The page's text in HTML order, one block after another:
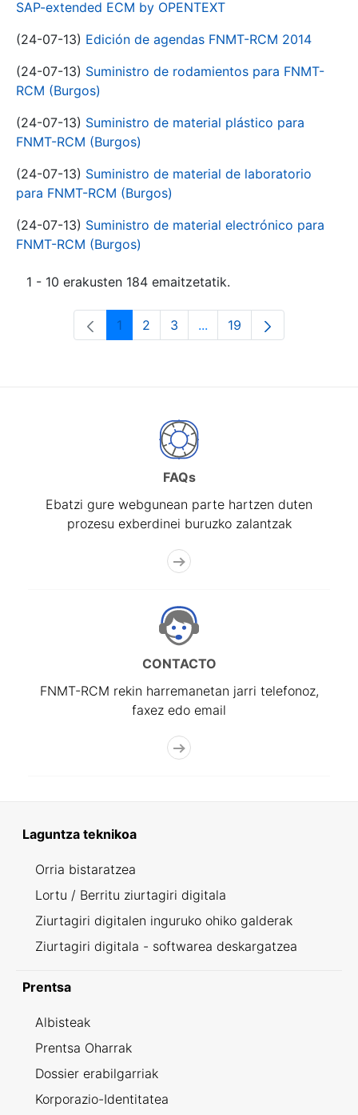
SAP-extended ECM by OPENTEXT
(24-07-13) Edición de agendas FNMT-RCM 2014
(24-07-13) Suministro de rodamientos para FNMT-
RCM (Burgos)
(24-07-13) Suministro de material plástico para
FNMT-RCM (Burgos)
(24-07-13) Suministro de material de laboratorio
para FNMT-RCM (Burgos)
(24-07-13) Suministro de material electrónico para
FNMT-RCM (Burgos)
1 - 10 erakusten 184 emaitzetatik.
Orrialdea
1 Orrialdea
2 Orrialdea
3 ...Intermediate Pages Use
Orrialdea
19
FAQs
Ebatzi gure webgunean parte hartzen duten
prozesu exberdinei buruzko zalantzak
CONTACTO
FNMT-RCM rekin harremanetan jarri telefonoz,
faxez edo email
Laguntza teknikoa
Orria bistaratzea
Lortu / Berritu ziurtagiri digitala
Ziurtagiri digitalen inguruko ohiko galderak
Ziurtagiri digitala - softwarea deskargatzea
Prentsa
Albisteak
Prentsa Oharrak
Dossier erabilgarriak
Korporazio-Identitatea